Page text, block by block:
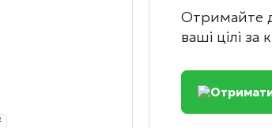
Отримайте
ваші цілі